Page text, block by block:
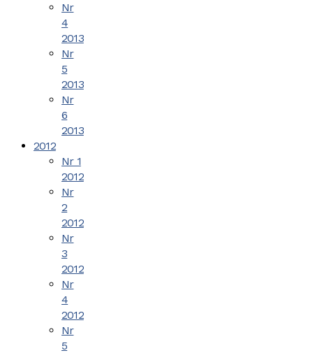
Nr
4
2013
Nr
5
2013
Nr
6
2013
2012
Nr 1
2012
Nr
2
2012
Nr
3
2012
Nr
4
2012
Nr
5